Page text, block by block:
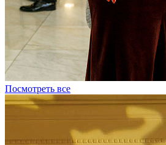
Посмотреть все